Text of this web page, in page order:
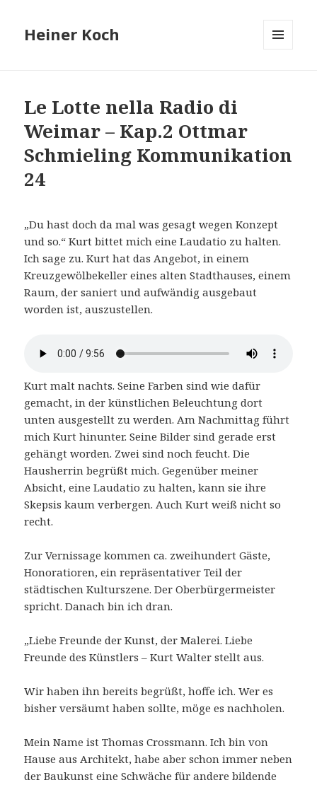
Heiner Koch
Le Lotte nella Radio di
Weimar – Kap.2 Ottmar
Schmieling Kommunikation
24
„Du hast doch da mal was gesagt wegen Konzept
und so.“ Kurt bittet mich eine Laudatio zu halten.
Ich sage zu. Kurt hat das Angebot, in einem
Kreuzgewölbekeller eines alten Stadthauses, einem
Raum, der saniert und aufwändig ausgebaut
worden ist, auszustellen.
Kurt malt nachts. Seine Farben sind wie dafür
gemacht, in der künstlichen Beleuchtung dort
unten ausgestellt zu werden. Am Nachmittag führt
mich Kurt hinunter. Seine Bilder sind gerade erst
gehängt worden. Zwei sind noch feucht. Die
Hausherrin begrüßt mich. Gegenüber meiner
Absicht, eine Laudatio zu halten, kann sie ihre
Skepsis kaum verbergen. Auch Kurt weiß nicht so
recht.
Zur Vernissage kommen ca. zweihundert Gäste,
Honoratioren, ein repräsentativer Teil der
städtischen Kulturszene. Der Oberbürgermeister
spricht. Danach bin ich dran.
„Liebe Freunde der Kunst, der Malerei. Liebe
Freunde des Künstlers – Kurt Walter stellt aus.
Wir haben ihn bereits begrüßt, hoffe ich. Wer es
bisher versäumt haben sollte, möge es nachholen.
Mein Name ist Thomas Crossmann. Ich bin von
Hause aus Architekt, habe aber schon immer neben
der Baukunst eine Schwäche für andere bildende